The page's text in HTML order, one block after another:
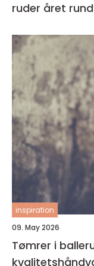
ruder året
inspiration
09. May 2026
Tømrer i ballerup sådan